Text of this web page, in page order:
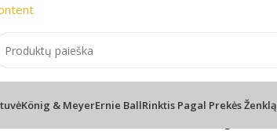
📞 Konsultacija telefonu
König & MeyerErnie BallRinktis Pagal Prekės Ženklą